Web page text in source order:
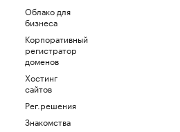
Облако для
бизнеса
Корпоративный
регистратор
доменов
Хостинг
сайтов
Рег.решения
Знакомства